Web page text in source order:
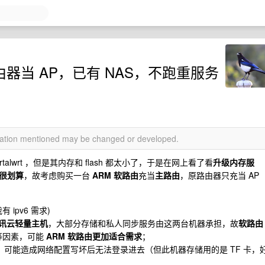
当 AP，已有 NAS，不跑重服务
mentioned may be changed or developed.
，但是其内存和 flash 都太小了，于是在网上看了看升级内存服
划算，故考虑购买一台 ARM 软路由充当主路由，原路由器只充当 AP
ipv6 需求)
云轻量主机，大部分存储和私人同步服务由这两台机器承担，故软路由
素，可能 ARM 软路由更加适合需求；
可能造成网络配置写坏后无法登录进去（但此机器存储用的是 TF 卡，